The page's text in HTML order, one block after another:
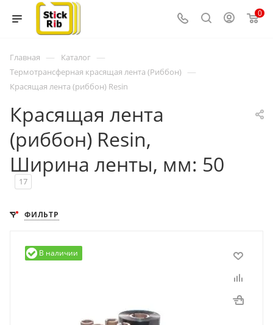
0
Главная — Каталог —
Термотрансферная красящая лента (Риббон) —
Красящая лента (риббон) Resin
Красящая лента
(риббон) Resin,
Ширина ленты, мм: 50
17
ФИЛЬТР
В наличии